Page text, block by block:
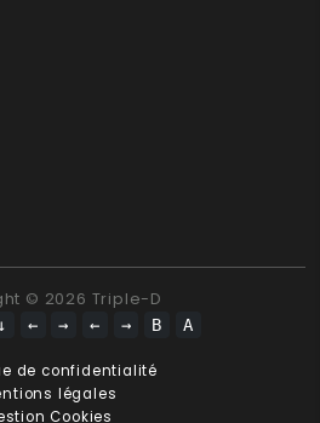
© 2026 Triple-D
↓ ← → ← → B A
de confidentialité
légales
Cookies